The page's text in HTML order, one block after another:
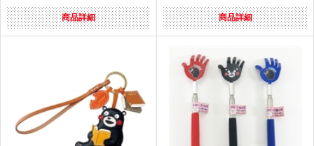
商品詳細 商品詳細